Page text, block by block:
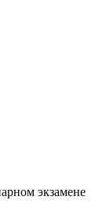
экзамене